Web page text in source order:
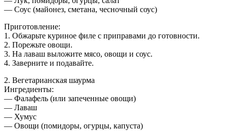
— Соус (майонез, сметана, чесночный соус)
Приготовление:
1. Обжарьте куриное филе с приправами до готовности.
2. Порежьте овощи.
3. На лаваш выложите мясо, овощи и соус.
4. Заверните и подавайте.
2. Вегетарианская шаурма
Ингредиенты:
— Фалафель (или запеченные овощи)
— Лаваш
— Хумус
— Овощи (помидоры, огурцы, капуста)